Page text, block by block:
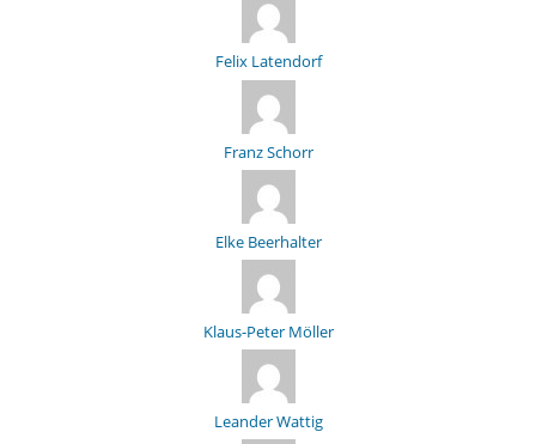
Felix Latendorf
Franz Schorr
Elke Beerhalter
Klaus-Peter Möller
Leander Wattig